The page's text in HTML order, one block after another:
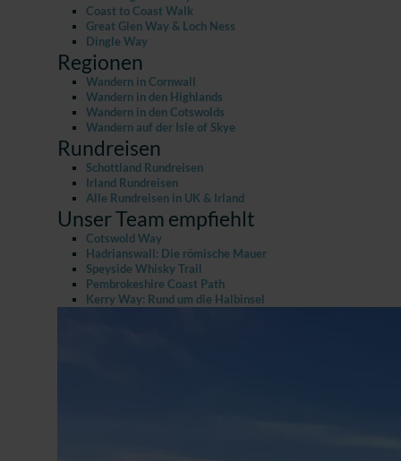
Coast to Coast Walk
Great Glen Way & Loch Ness
Dingle Way
Regionen
Wandern in Cornwall
Wandern in den Highlands
Wandern in den Cotswolds
Wandern auf der Isle of Skye
Rundreisen
Schottland Rundreisen
Irland Rundreisen
Alle Rundreisen in UK & Irland
Unser Team empfiehlt
Cotswold Way
Hadrianswall: Die römische Mauer
Speyside Whisky Trail
Pembrokeshire Coast Path
Kerry Way: Rund um die Halbinsel